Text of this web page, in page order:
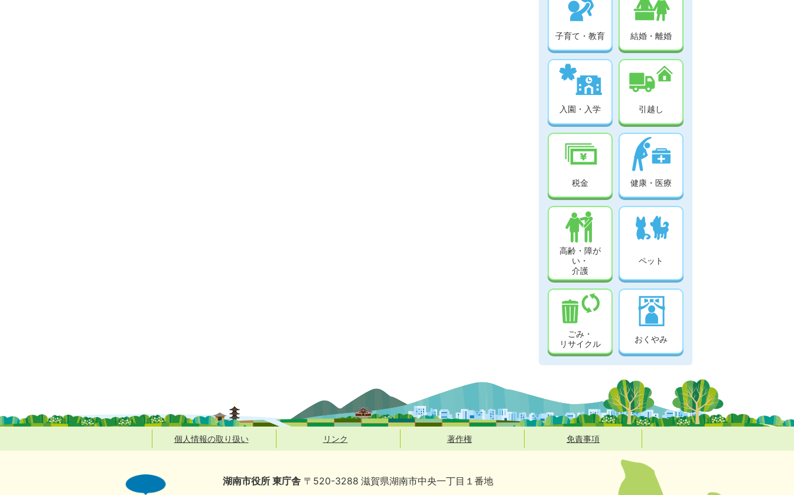
子育て・教育 結婚・離婚
入園・入学 引越し
税金 健康・医療
高齢・障が
い・
介護
ペット
ごみ・
リサイクル
おくやみ
個人情報の取り扱い リンク 著作権 免責事項
湖南市役所 東庁舎 〒520-3288 滋賀県湖南市中央一丁目１番地